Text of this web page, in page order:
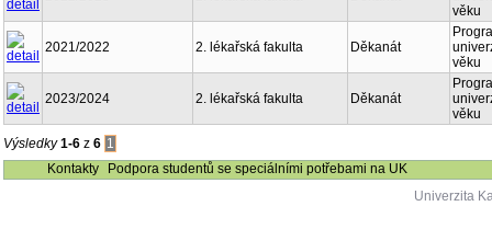
věku
2021/2022 2. lékařská fakulta Děkanát
věku
2023/2024 2. lékařská fakulta Děkanát
věku
Výsledky1-6 z 6 1
Kontakty
Podpora studentů se speciálními potřebami na UK
Univerzita